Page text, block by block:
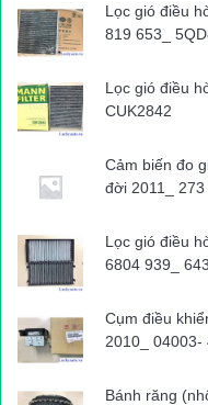
Tại cơ quan công an, tài
tiện của mình xảy ra va
lưu thông nên không dừng
quan chức năng làm việc
Vị cán bộ cho biết thêm,
thuê cho một công ty. Số
tai nạn giao
Lọc gió điều
819 653_
Lọc gió điều
CUK2842
Cảm biến đo
đời 2011_
Lọc gió điều
6804 939_
Cụm điều
2010_ 04003-
Bánh răng